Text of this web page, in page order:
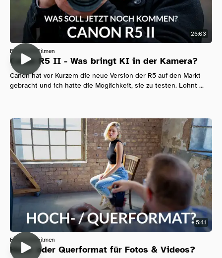
26:03
Fotografie Filmen
Canon R5 II - Was bringt KI in der Kamera?
Canon hat vor Kurzem die neue Version der R5 auf den Markt
gebracht und ich hatte die Möglichkeit, sie zu testen. Lohnt ...
5:41
Fotografie Filmen
Hoch- oder Querformat für Fotos & Videos?